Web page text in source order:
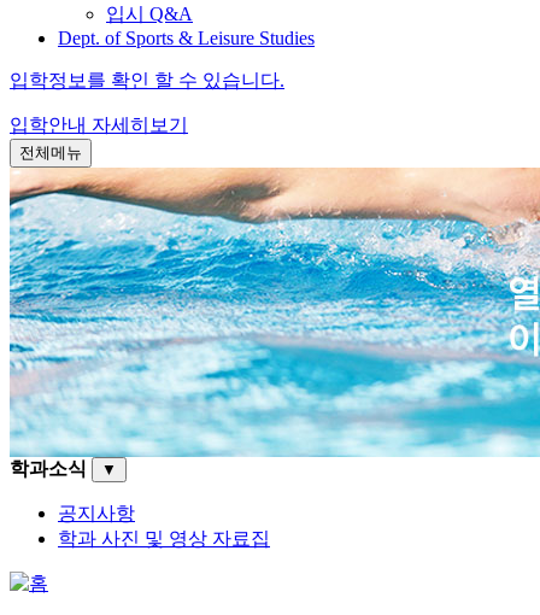
입시 Q&A
Dept. of Sports & Leisure Studies
입학정보를 확인 할 수 있습니다.
입학안내 자세히보기
전체메뉴
학과소식 ▼
공지사항
학과 사진 및 영상 자료집